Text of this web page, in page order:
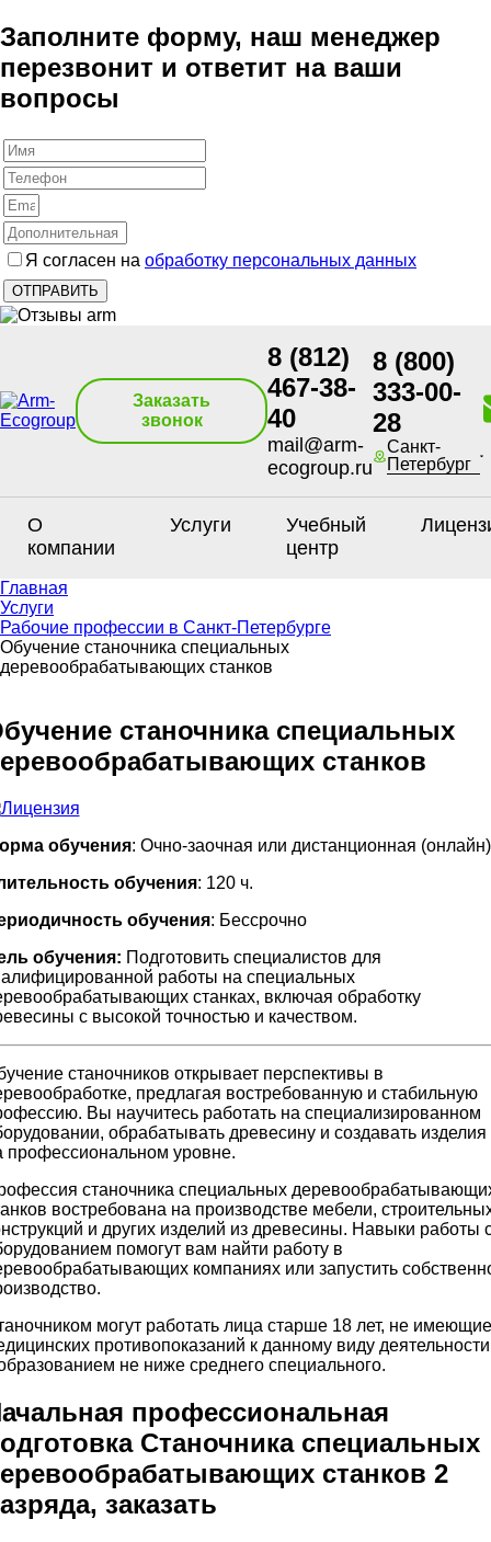
Заполните форму, наш менеджер
перезвонит и ответит на ваши
вопросы
Я согласен на обработку персональных данных
Заказать
звонок
8 (812)
467-38-
40
mail@arm-
ecogroup.ru
8 (800)
333-00-
28
Санкт-
Петербург
О
компании
Услуги
Учебный
центр
Главная
Услуги
Рабочие профессии в Санкт-Петербурге
Обучение станочника специальных
деревообрабатывающих станков
станочника специальных
станков
обучения: Очно-заочная или дистанционная (онлайн)
обучения: 120 ч.
обучения: Бессрочно
обучения: Подготовить специалистов для
работы на специальных
станках, включая обработку
с высокой точностью и качеством.
станочников открывает перспективы в
предлагая востребованную и стабильную
Вы научитесь работать на специализированном
обрабатывать древесину и создавать изделия
профессиональном уровне.
станочника специальных
востребована на производстве мебели,
и других изделий из древесины. Навыки работы
помогут вам найти работу в
компаниях или запустить
могут работать лица старше 18 лет, не имеющие
противопоказаний к данному виду
не ниже среднего специального.
профессиональная
Станочника специальных
станков 2
заказать